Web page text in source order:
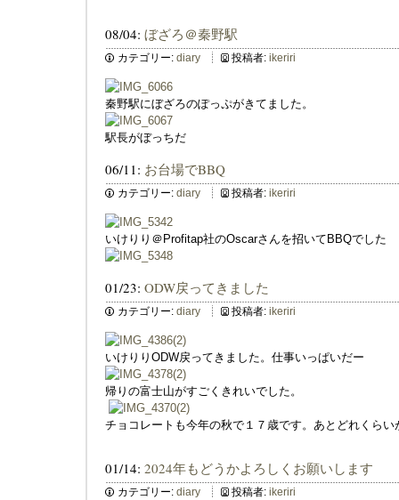
08/04: ぼざろ＠秦野駅
カテゴリー: diary 投稿者: ikeriri
秦野駅にぼざろのぽっぷがきてました。
駅長がぼっちだ
06/11: お台場でBBQ
カテゴリー: diary 投稿者: ikeriri
いけりり＠Profitap社のOscarさんを招いてBBQでした
01/23: ODW戻ってきました
カテゴリー: diary 投稿者: ikeriri
いけりりODW戻ってきました。仕事いっぱいだー
帰りの富士山がすごくきれいでした。
チョコレートも今年の秋で１７歳です。あとどれくらい
01/14: 2024年もどうかよろしくお願いします
カテゴリー: diary 投稿者: ikeriri